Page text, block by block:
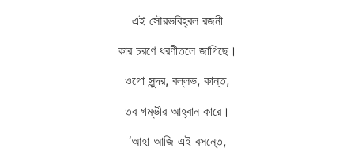
এই সৌরভবিহ্বল রজনী
কার চরণে ধরণীতলে জাগিছে।
ওগো সুন্দর, বল্লভ, কান্ত,
তব গম্ভীর আহ্বান কারে।
‘আহা আজি এই বসন্তে,